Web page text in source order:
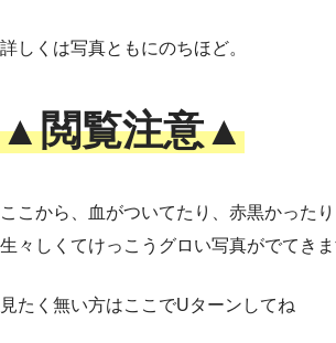
詳しくは写真ともにのちほど。
▲閲覧注意▲
ここから、血がついてたり、赤黒かったり
生々しくてけっこうグロい写真がでてき
見たく無い方はここでUターンしてね